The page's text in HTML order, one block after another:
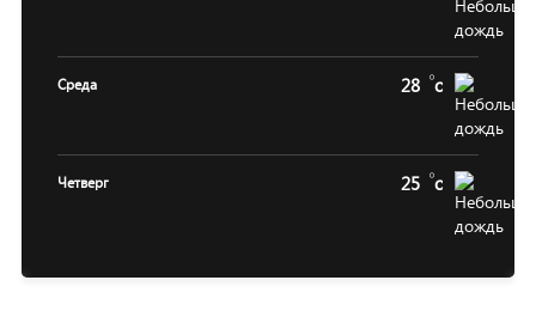
Среда 28 c
Четверг 25 c